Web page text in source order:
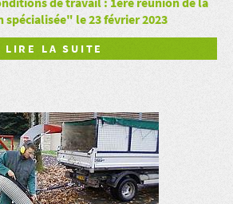
le 23 février 2023
LIRE LA SUITE